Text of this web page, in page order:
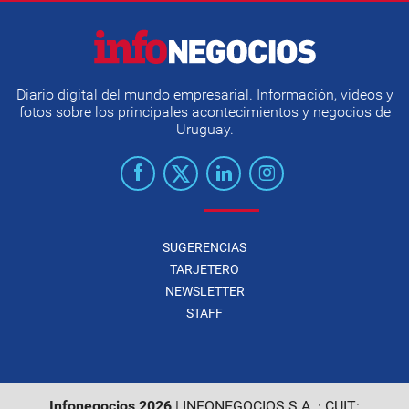
Diario digital del mundo empresarial. Información, videos y
fotos sobre los principales acontecimientos y negocios de
Uruguay.
SUGERENCIAS
TARJETERO
NEWSLETTER
STAFF